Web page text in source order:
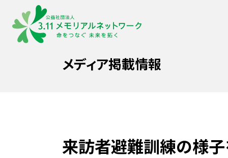
メディア掲載情報
来訪者避難訓練の様子